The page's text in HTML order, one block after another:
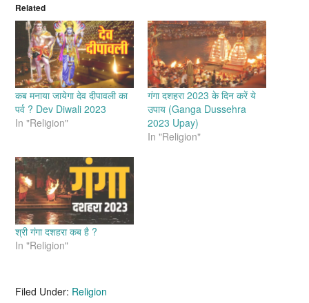
Related
कब मनाया जायेगा देव दीपावली का
पर्व ? Dev Diwali 2023
In "Religion"
गंगा दशहरा 2023 के दिन करें ये
उपाय (Ganga Dussehra
2023 Upay)
In "Religion"
श्री गंगा दशहरा कब है ?
In "Religion"
Filed Under: Religion